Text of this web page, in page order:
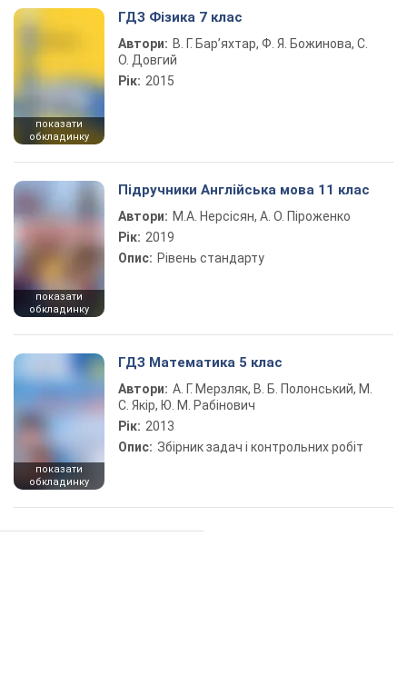
показати
обкладинку
ГДЗ Фізика 7 клас
Автори: В. Г. Бар’яхтар, Ф. Я. Божинова, С.
О. Довгий
Рік: 2015
показати
обкладинку
Підручники Англійська мова 11 клас
Автори: М.А. Нерсісян, А. О. Піроженко
Рік: 2019
Опис: Рівень стандарту
показати
обкладинку
ГДЗ Математика 5 клас
Автори: А. Г. Мерзляк, В. Б. Полонський, М.
С. Якір, Ю. М. Рабінович
Рік: 2013
Опис: Збірник задач і контрольних робіт